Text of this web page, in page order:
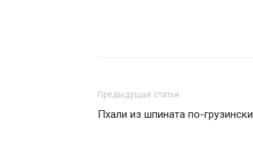
Предыдущая статья
Пхали из шпината по-грузински